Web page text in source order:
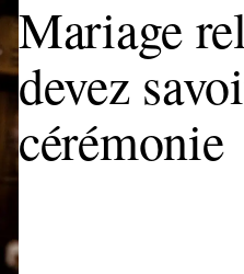
Mariage
devez
cérémonie